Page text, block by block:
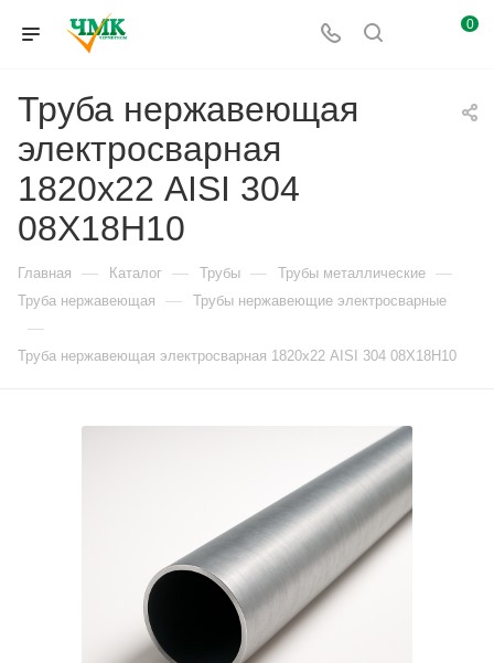
0
Труба нержавеющая
электросварная
1820х22 AISI 304
08Х18Н10
Главная — Каталог — Трубы — Трубы металлические —
Труба нержавеющая — Трубы нержавеющие электросварные
—
Труба нержавеющая электросварная 1820х22 AISI 304 08Х18Н10